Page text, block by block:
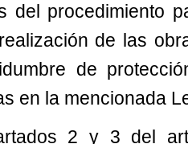
del procedimiento
de las
de
en la mencionada
2 y 3 del